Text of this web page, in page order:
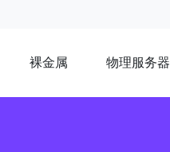
裸金属 物理服务器